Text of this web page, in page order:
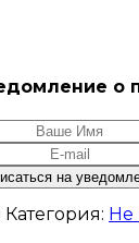
о
Категория: Не